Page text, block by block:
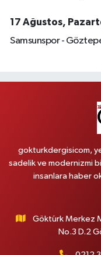
17 Ağustos,
Samsunspor -
gokturkdergisicom,
sadelik ve modernizmi
insanlara haber
Göktürk Merkez
No.3 D.2